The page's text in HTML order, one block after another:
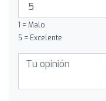
1 = Malo
5 = Excelente